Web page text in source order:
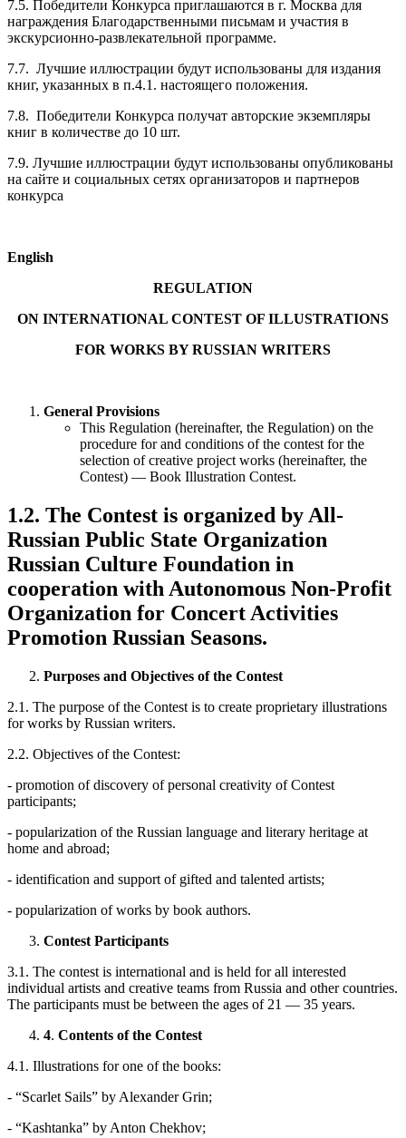
7.5. Победители Конкурса приглашаются в г. Москва для
награждения Благодарственными письмам и участия в
экскурсионно-развлекательной программе.
7.7. Лучшие иллюстрации будут использованы для издания
книг, указанных в п.4.1. настоящего положения.
7.8. Победители Конкурса получат авторские экземпляры
книг в количестве до 10 шт.
7.9. Лучшие иллюстрации будут использованы опубликованы
на сайте и социальных сетях организаторов и партнеров
конкурса
English
REGULATION
ON INTERNATIONAL CONTEST OF ILLUSTRATIONS
FOR WORKS BY RUSSIAN WRITERS
General Provisions
This Regulation (hereinafter, the Regulation) on the
procedure for and conditions of the contest for the
selection of creative project works (hereinafter, the
Contest) — Book Illustration Contest.
1.2. The Contest is organized by All-
Russian Public State Organization
Russian Culture Foundation in
cooperation with Autonomous Non-Profit
Organization for Concert Activities
Promotion Russian Seasons.
Purposes and Objectives of the Contest
2.1. The purpose of the Contest is to create proprietary illustrations
for works by Russian writers.
2.2. Objectives of the Contest:
- promotion of discovery of personal creativity of Contest
participants;
- popularization of the Russian language and literary heritage at
home and abroad;
- identification and support of gifted and talented artists;
- popularization of works by book authors.
Contest Participants
3.1. The contest is international and is held for all interested
individual artists and creative teams from Russia and other countries.
The participants must be between the ages of 21 — 35 years.
4. Contents of the Contest
4.1. Illustrations for one of the books:
- “Scarlet Sails” by Alexander Grin;
- “Kashtanka” by Anton Chekhov;